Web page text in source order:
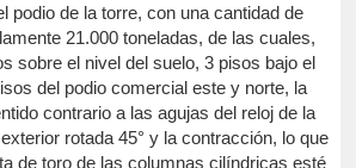
podio de la torre, con una cantidad de
21.000 toneladas, de las cuales,
sobre el nivel del suelo, 3 pisos bajo el
del podio comercial este y norte, la
contrario a las agujas del reloj de la
rotada 45° y la contracción, lo que
de toro de las columnas cilíndricas esté